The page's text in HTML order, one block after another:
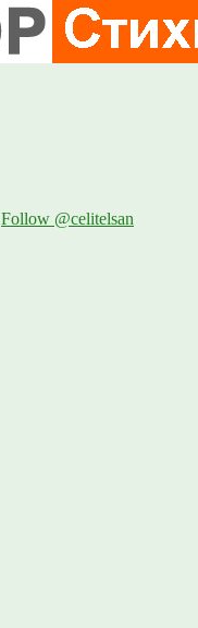
Follow @celitelsan